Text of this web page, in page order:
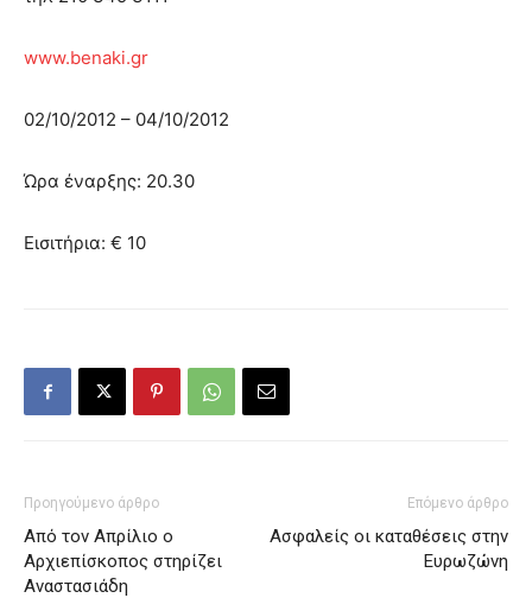
www.benaki.gr
02/10/2012 – 04/10/2012
Ώρα έναρξης: 20.30
Εισιτήρια: € 10
Προηγούμενο άρθρο
Από τον Απρίλιο ο
Αρχιεπίσκοπος στηρίζει
Αναστασιάδη
Επόμενο άρθρο
Ασφαλείς οι καταθέσεις στην
Ευρωζώνη